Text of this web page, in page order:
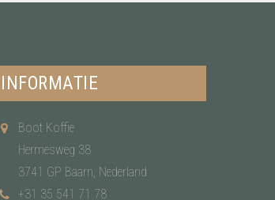
INFORMATIE
Boot Koffie
Hermesweg 38
3741 GP Baarn, Nederland
+31 35 541 71 78